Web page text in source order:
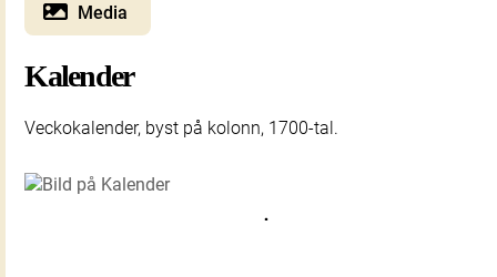
Media
Kalender
Veckokalender, byst på kolonn, 1700-tal.